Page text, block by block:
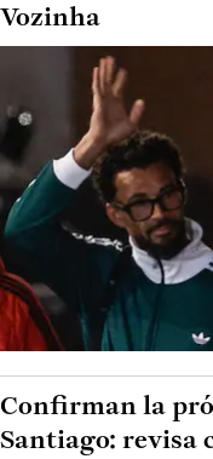
Vozinha
Confirman la
Santiago: revisa